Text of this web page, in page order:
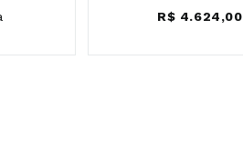
R$ 4.624,00